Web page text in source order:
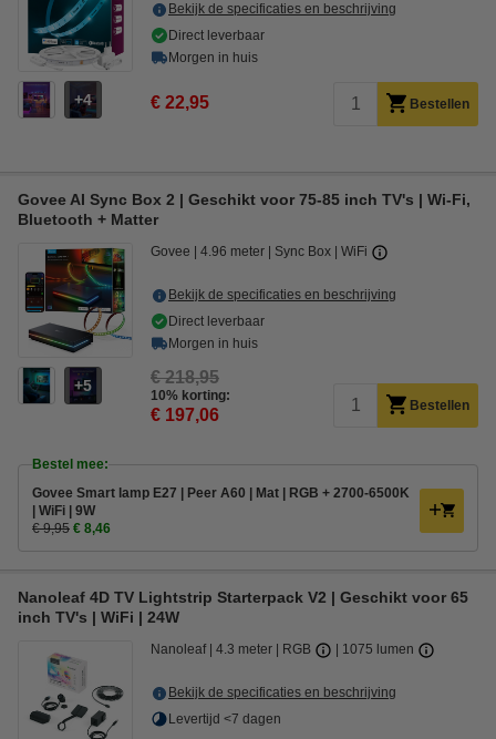
4
Bekijk de specificaties en beschrijving
Direct leverbaar
Morgen in huis
€ 22,95 Bestellen
Govee AI Sync Box 2 | Geschikt voor 75-85 inch TV's | Wi-Fi,
Bluetooth + Matter
5
Govee 4.96 meter Sync Box WiFi
Bekijk de specificaties en beschrijving
Direct leverbaar
Morgen in huis
€ 218,95
10% korting:
€ 197,06 Bestellen
Bestel mee:
Govee Smart lamp E27 | Peer A60 | Mat | RGB + 2700-6500K
| WiFi | 9W
€ 9,95 € 8,46
Nanoleaf 4D TV Lightstrip Starterpack V2 | Geschikt voor 65
inch TV's | WiFi | 24W
Nanoleaf 4.3 meter RGB 1075 lumen
Bekijk de specificaties en beschrijving
Levertijd <7 dagen